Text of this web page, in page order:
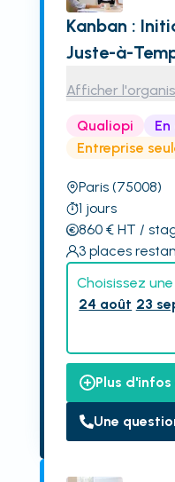
Kanban :
Juste-à-
Afficher
Qualiopi
Entreprise
Paris (75008)
1 jours
860€ HT /
3 places
Choisissez
24 août 23
Plus d'infos
Une